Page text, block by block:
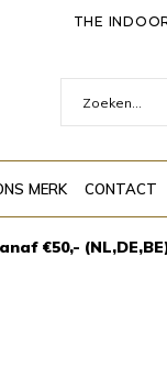
THE
MERK CONTACT
€50,-